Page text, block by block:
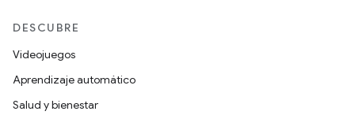
DESCUBRE
Videojuegos
Aprendizaje automático
Salud y bienestar